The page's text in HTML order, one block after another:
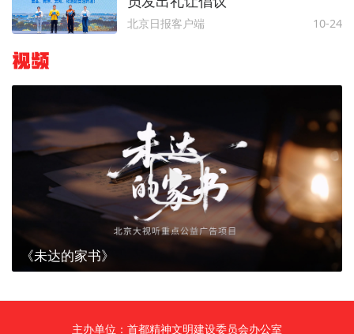
北京日报客户端 10-24
视频
《未达的家书》
主办单位：首都精神文明建设委员会办公室